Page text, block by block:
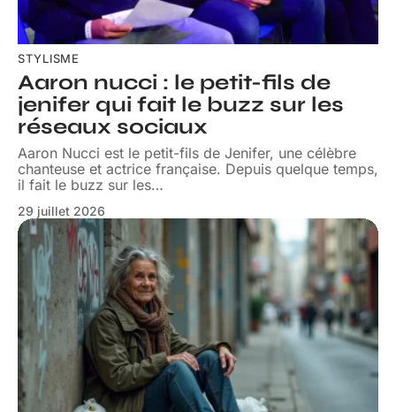
STYLISME
Aaron nucci : le petit-fils de
jenifer qui fait le buzz sur les
réseaux sociaux
Aaron Nucci est le petit-fils de Jenifer, une célèbre
chanteuse et actrice française. Depuis quelque temps,
il fait le buzz sur les…
29 juillet 2026